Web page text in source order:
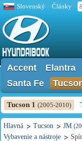
Slovenský Články
Accent Elantra
Santa Fe
Tucson 1 (2005-2010)
Hlavná Tucson JM
Vybavenie a nástroje